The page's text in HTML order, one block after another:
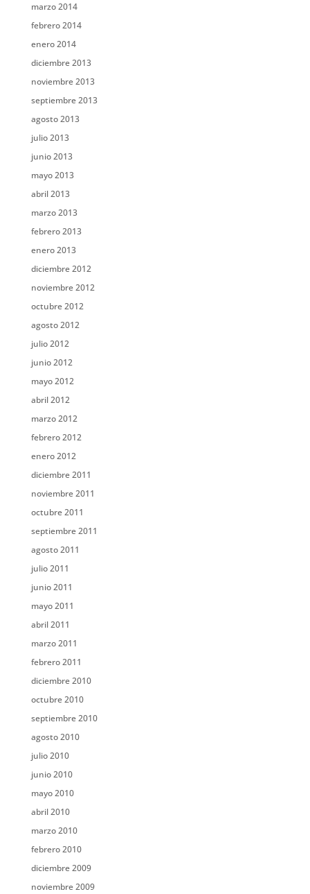
marzo 2014
febrero 2014
enero 2014
diciembre 2013
noviembre 2013
septiembre 2013
agosto 2013
julio 2013
junio 2013
mayo 2013
abril 2013
marzo 2013
febrero 2013
enero 2013
diciembre 2012
noviembre 2012
octubre 2012
agosto 2012
julio 2012
junio 2012
mayo 2012
abril 2012
marzo 2012
febrero 2012
enero 2012
diciembre 2011
noviembre 2011
octubre 2011
septiembre 2011
agosto 2011
julio 2011
junio 2011
mayo 2011
abril 2011
marzo 2011
febrero 2011
diciembre 2010
octubre 2010
septiembre 2010
agosto 2010
julio 2010
junio 2010
mayo 2010
abril 2010
marzo 2010
febrero 2010
diciembre 2009
noviembre 2009